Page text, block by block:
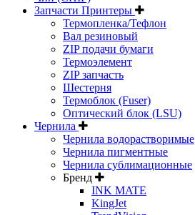
Запчасти Принтеры
Термопленка/Тефлон
Вал резиновый
ZIP подачи бумаги
Термоэлемент
ZIP запчасть
Шестерня
Термоблок (Fuser)
Оптический блок (LSU)
Чернила
Чернила водорастворимые
Чернила пигментные
Чернила сублимационные
Бренд
INK MATE
KingJet